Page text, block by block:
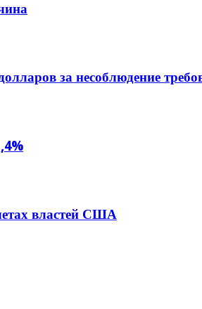
за несоблюдение
властей США